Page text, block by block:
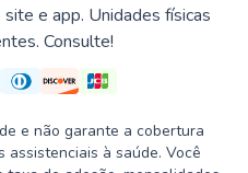
e app. Unidades físicas
Consulte!
e não garante a cobertura
à saúde. Você